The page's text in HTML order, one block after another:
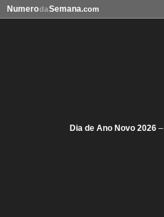
Dia de Ano Novo 2026–
NumerodaSemana.com